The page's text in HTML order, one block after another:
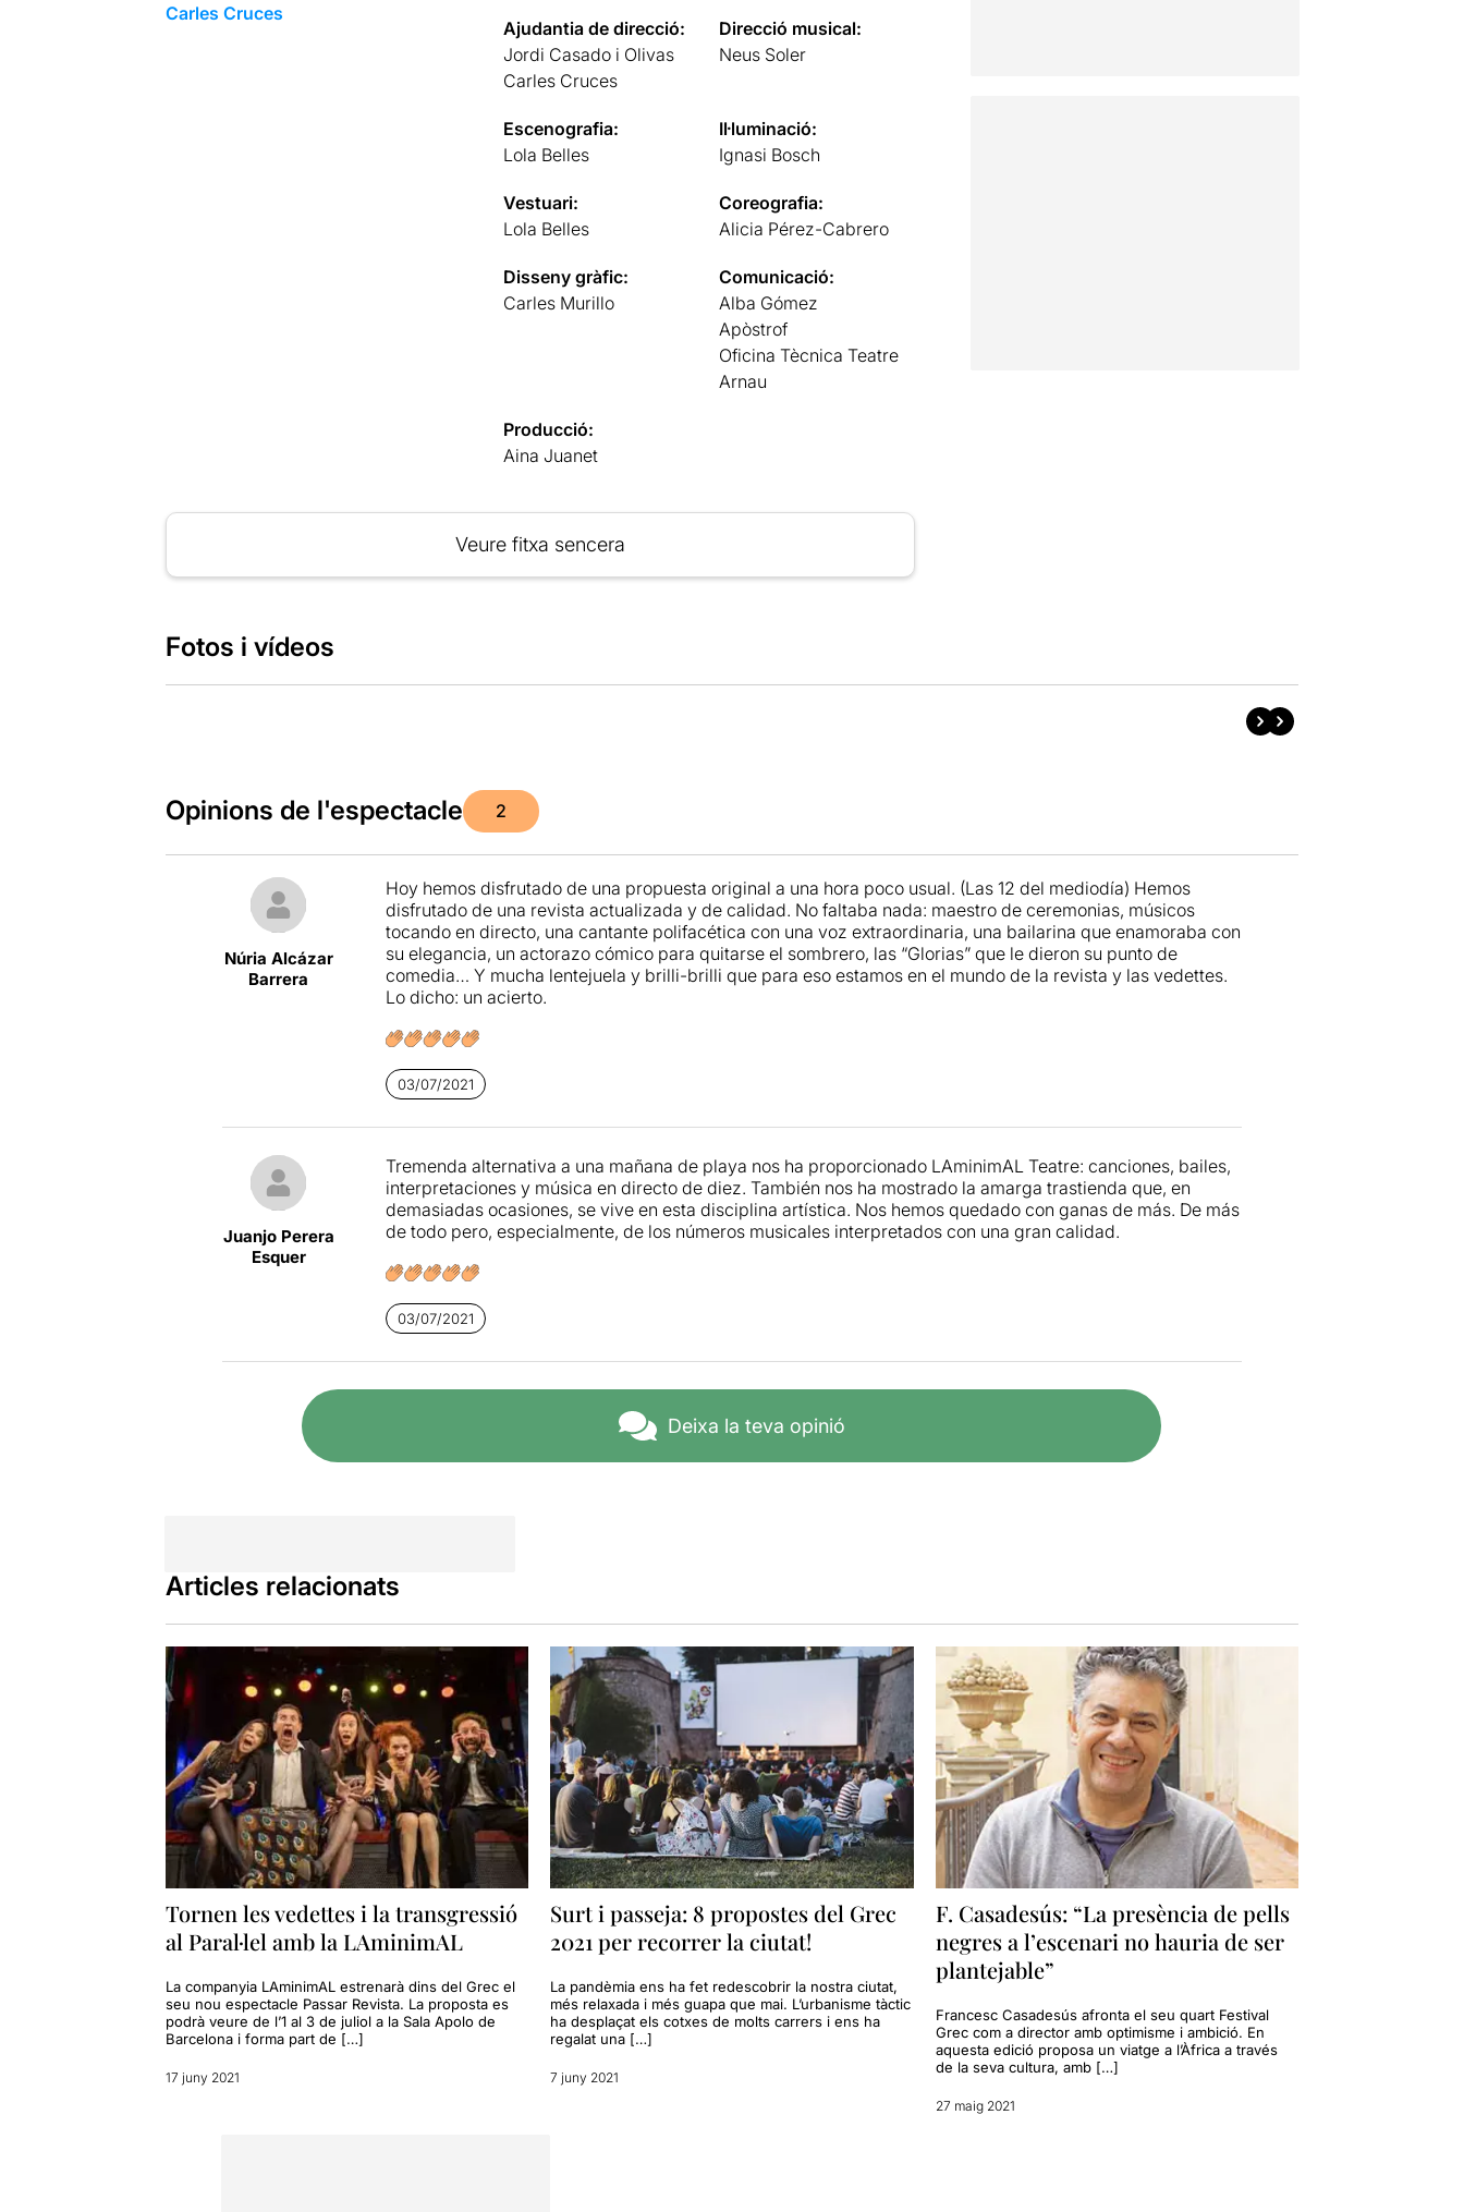
Carles Cruces
Ajudantia de direcció:
Jordi Casado i Olivas
Carles Cruces
Direcció musical:
Neus Soler
Escenografia:
Lola Belles
Il·luminació:
Ignasi Bosch
Vestuari:
Lola Belles
Coreografia:
Alicia Pérez-Cabrero
Disseny gràfic:
Carles Murillo
Comunicació:
Alba Gómez
Apòstrof
Oficina Tècnica Teatre
Arnau
Producció:
Aina Juanet
Veure fitxa sencera
Fotos i vídeos
Opinions de l'espectacle 2
Núria Alcázar
Barrera
Hoy hemos disfrutado de una propuesta original a una hora poco usual. (Las 12 del mediodía) Hemos
disfrutado de una revista actualizada y de calidad. No faltaba nada: maestro de ceremonias, músicos
tocando en directo, una cantante polifacética con una voz extraordinaria, una bailarina que enamoraba con
su elegancia, un actorazo cómico para quitarse el sombrero, las “Glorias” que le dieron su punto de
comedia… Y mucha lentejuela y brilli-brilli que para eso estamos en el mundo de la revista y las vedettes.
Lo dicho: un acierto.
03/07/2021
Juanjo Perera
Esquer
Tremenda alternativa a una mañana de playa nos ha proporcionado LAminimAL Teatre: canciones, bailes,
interpretaciones y música en directo de diez. También nos ha mostrado la amarga trastienda que, en
demasiadas ocasiones, se vive en esta disciplina artística. Nos hemos quedado con ganas de más. De más
de todo pero, especialmente, de los números musicales interpretados con una gran calidad.
03/07/2021
Deixa la teva opinió
Articles relacionats
Tornen les vedettes i la transgressió
al Paral·lel amb la LAminimAL
La companyia LAminimAL estrenarà dins del Grec el
seu nou espectacle Passar Revista. La proposta es
podrà veure de l’1 al 3 de juliol a la Sala Apolo de
Barcelona i forma part de […]
17 juny 2021
Surt i passeja: 8 propostes del Grec
2021 per recorrer la ciutat!
La pandèmia ens ha fet redescobrir la nostra ciutat,
més relaxada i més guapa que mai. L’urbanisme tàctic
ha desplaçat els cotxes de molts carrers i ens ha
regalat una […]
7 juny 2021
F. Casadesús: “La presència de pells
negres a l’escenari no hauria de ser
plantejable”
Francesc Casadesús afronta el seu quart Festival
Grec com a director amb optimisme i ambició. En
aquesta edició proposa un viatge a l’Àfrica a través
de la seva cultura, amb […]
27 maig 2021